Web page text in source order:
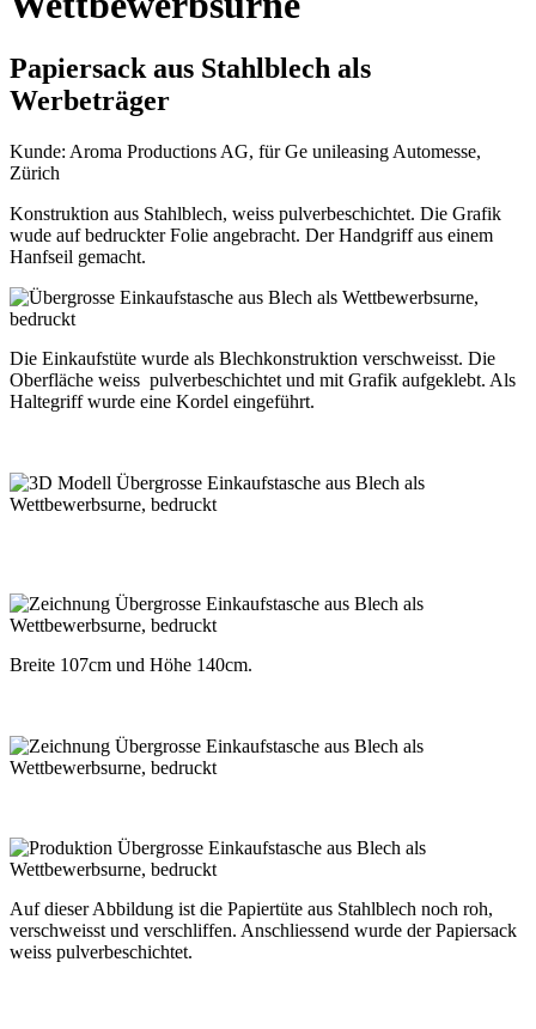
Papiersack aus Stahlblech als
Werbeträger
Kunde: Aroma Productions AG, für Ge unileasing Automesse,
Zürich
Konstruktion aus Stahlblech, weiss pulverbeschichtet. Die Grafik
wude auf bedruckter Folie angebracht. Der Handgriff aus einem
Hanfseil gemacht.
Die Einkaufstüte wurde als Blechkonstruktion verschweisst. Die
Oberfläche weiss pulverbeschichtet und mit Grafik aufgeklebt. Als
Haltegriff wurde eine Kordel eingeführt.
Breite 107cm und Höhe 140cm.
Auf dieser Abbildung ist die Papiertüte aus Stahlblech noch roh,
verschweisst und verschliffen. Anschliessend wurde der Papiersack
weiss pulverbeschichtet.